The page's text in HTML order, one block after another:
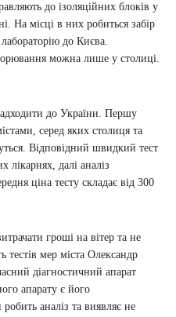
до ізоляційних блоків у
На місці в них робиться забір
лабораторію до Києва.
можна лише у столиці.
до України. Першу
серед яких столиця та
Відповідний швидкий тест
лікарнях, далі аналіз
ціна тесту складає від 300
гроші на вітер та не
тестів мер міста Олександр
діагностичний апарат
апарату є його
аналіз та виявляє не